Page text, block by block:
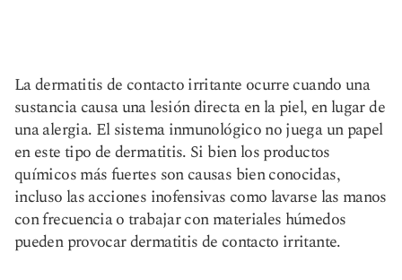
La dermatitis de contacto irritante ocurre cuando una
sustancia causa una lesión directa en la piel, en lugar de
una alergia. El sistema inmunológico no juega un papel
en este tipo de dermatitis. Si bien los productos
químicos más fuertes son causas bien conocidas,
incluso las acciones inofensivas como lavarse las manos
con frecuencia o trabajar con materiales húmedos
pueden provocar dermatitis de contacto irritante.